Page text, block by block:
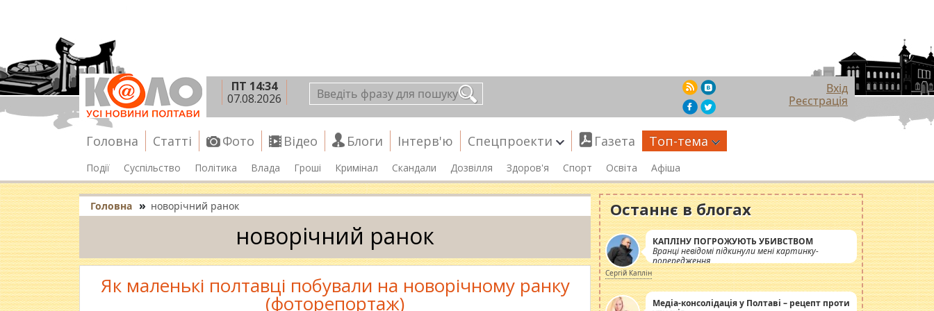
ПТ 14:34
07.08.2026
Вхід
Реєстрація
Головна Статті Фото Відео Блоги Інтерв'ю Спецпроекти Газета Топ-тема
Події Суспільство Політика Влада Гроші Кримінал Скандали Дозвілля Здоров'я Спорт Освіта Афіша
Головна » новорічний ранок
новорічний ранок
Як маленькі полтавці побували на новорічному ранку
(фоторепортаж)
Останнє в блогах
КАПЛІНУ ПОГРОЖУЮТЬ УБИВСТВОМ
Вранці невідомі підкинули мені картинку-
попередження
Сергій Каплін
Медіа-консолідація у Полтаві – рецепт проти